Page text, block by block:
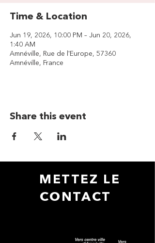
Time & Location
Jun 19, 2026, 10:00 PM – Jun 20, 2026,
1:40 AM
Amnéville, Rue de l'Europe, 57360
Amnéville, France
Share this event
METTEZ LE
CONTACT